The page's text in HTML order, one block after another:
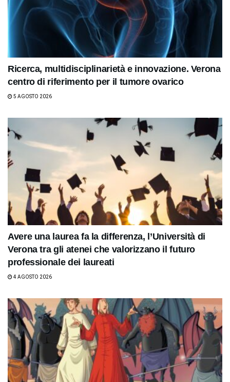
Ricerca, multidisciplinarietà e innovazione. Verona
centro di riferimento per il tumore ovarico
5 AGOSTO 2026
Avere una laurea fa la differenza, l’Università di
Verona tra gli atenei che valorizzano il futuro
professionale dei laureati
4 AGOSTO 2026